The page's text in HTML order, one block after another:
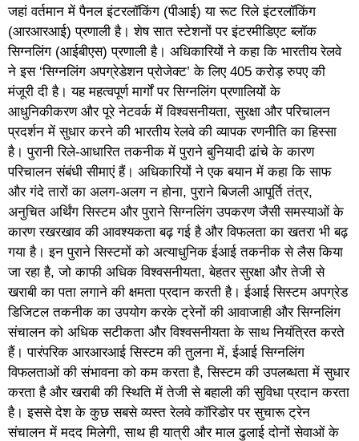
जहां वर्तमान में पैनल इंटरलॉकिंग (पीआई) या रूट रिले इंटरलॉकिंग
(आरआरआई) प्रणाली है। शेष सात स्टेशनों पर इंटरमीडिएट ब्लॉक
सिग्नलिंग (आईबीएस) प्रणाली है। अधिकारियों ने कहा कि भारतीय रेलवे
ने इस ‘सिग्नलिंग अपग्रेडेशन प्रोजेक्ट’ के लिए 405 करोड़ रुपए की
मंजूरी दी है। यह महत्वपूर्ण मार्गों पर सिग्नलिंग प्रणालियों के
आधुनिकीकरण और पूरे नेटवर्क में विश्वसनीयता, सुरक्षा और परिचालन
प्रदर्शन में सुधार करने की भारतीय रेलवे की व्यापक रणनीति का हिस्सा
है। पुरानी रिले-आधारित तकनीक में पुराने बुनियादी ढांचे के कारण
परिचालन संबंधी सीमाएं हैं। अधिकारियों ने एक बयान में कहा कि साफ
और गंदे तारों का अलग-अलग न होना, पुराने बिजली आपूर्ति तंत्र,
अनुचित अर्थिंग सिस्टम और पुराने सिग्नलिंग उपकरण जैसी समस्याओं के
कारण रखरखाव की आवश्यकता बढ़ गई है और विफलता का खतरा भी बढ़
गया है। इन पुराने सिस्टमों को अत्याधुनिक ईआई तकनीक से लैस किया
जा रहा है, जो काफी अधिक विश्वसनीयता, बेहतर सुरक्षा और तेजी से
खराबी का पता लगाने की क्षमता प्रदान करती है। ईआई सिस्टम अपग्रेड
डिजिटल तकनीक का उपयोग करके ट्रेनों की आवाजाही और सिग्नलिंग
संचालन को अधिक सटीकता और विश्वसनीयता के साथ नियंत्रित करते
हैं। पारंपरिक आरआरआई सिस्टम की तुलना में, ईआई सिग्नलिंग
विफलताओं की संभावना को कम करता है, सिस्टम की उपलब्धता में सुधार
करता है और खराबी की स्थिति में तेजी से बहाली की सुविधा प्रदान करता
है। इससे देश के कुछ सबसे व्यस्त रेलवे कॉरिडोर पर सुचारू ट्रेन
संचालन में मदद मिलेगी, साथ ही यात्री और माल ढुलाई दोनों सेवाओं के